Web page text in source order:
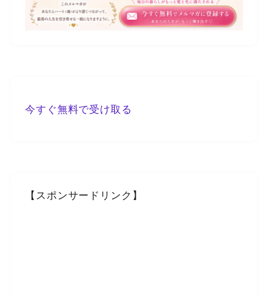
今すぐ無料で受け取る
【スポンサードリンク】